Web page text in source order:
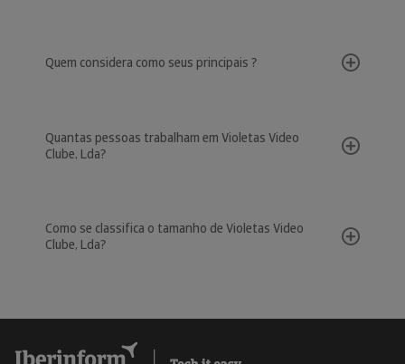
Quem considera como seus principais ?
Quantas pessoas trabalham em Violetas Video
Clube, Lda?
Como se classifica o tamanho de Violetas Video
Clube, Lda?